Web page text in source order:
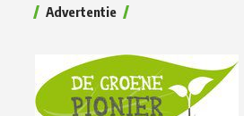
Advertentie